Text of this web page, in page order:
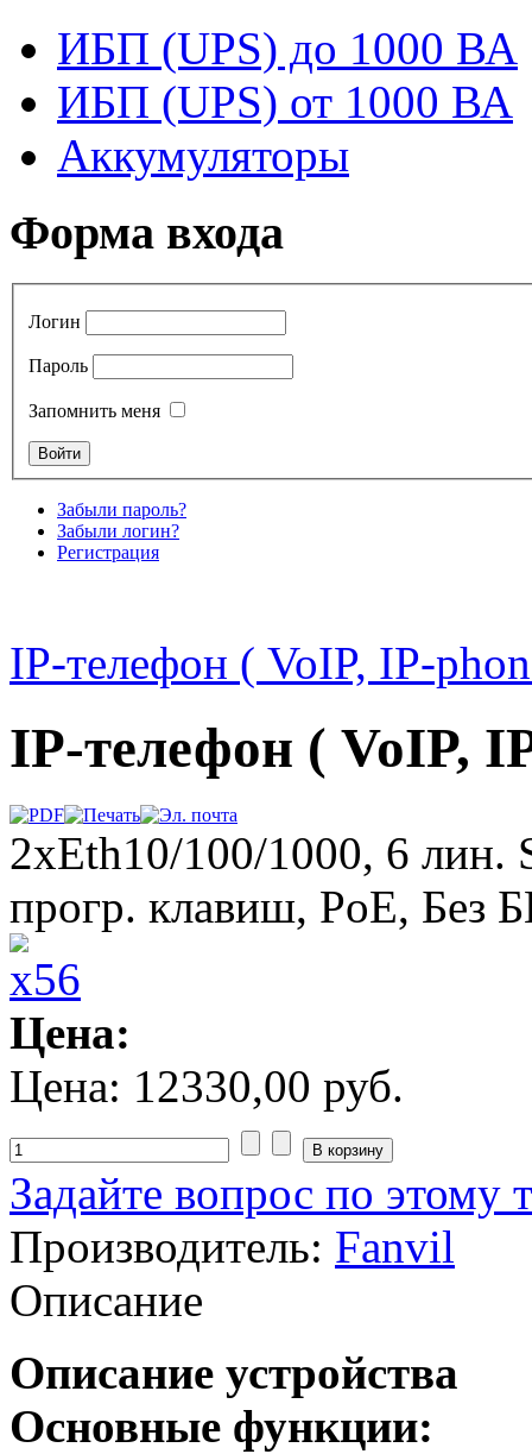
ИБП (UPS) до 1000 ВА
ИБП (UPS) от 1000 ВА
Аккумуляторы
Форма входа
Логин
Пароль
Запомнить меня
Забыли пароль?
Забыли логин?
Регистрация
IP-телефон ( VoIP, IP-
IP-телефон ( VoIP,
2xEth10/100/1000, 6
прогр. клавиш, PoE, Без
Цена:
Цена: 12330,00 руб.
Задайте вопрос по этому
Производитель: Fanvil
Описание
Описание устройства
Основные функции: